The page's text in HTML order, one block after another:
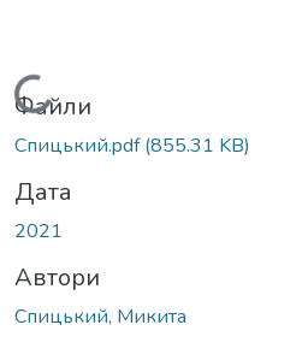
Вантажиться...
Файли
Спицький.pdf(855.31 KB)
Дата
2021
Автори
Спицький, Микита